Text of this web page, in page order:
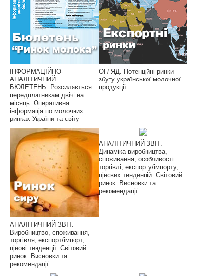
ІНФОРМАЦІЙНО-
АНАЛІТИЧНИЙ
БЮЛЕТЕНЬ. Розсилається
передплатникам двічі на
місяць. Оперативна
інформація по молочних
ринках України та світу
ОГЛЯД. Потенційні ринки
збуту української молочної
продукції
АНАЛІТИЧНИЙ ЗВІТ.
Виробництво, споживання,
торгівля, експорт/імпорт,
цінові тенденції. Світовий
ринок. Висновки та
рекомендації
АНАЛІТИЧНИЙ ЗВІТ.
Динаміка виробництва,
споживання, особливості
торгівлі, експорту/імпорту,
цінових тенденцій. Світовий
ринок. Висновки та
рекомендації